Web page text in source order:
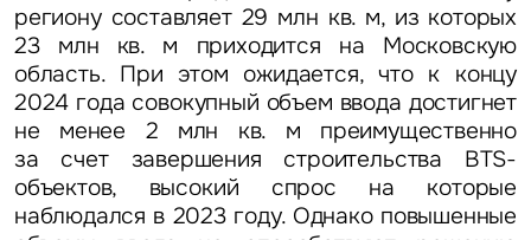
региону составляет 29 млн кв. м, из которых
23 млн кв. м приходится на Московскую
область. При этом ожидается, что к концу
2024 года совокупный объем ввода достигнет
не менее 2 млн кв. м преимущественно
за счет завершения строительства BTS-
объектов, высокий спрос на которые
наблюдался в 2023 году. Однако повышенные
Задайте свой вопрос
Вопрос
Это обязательное поле